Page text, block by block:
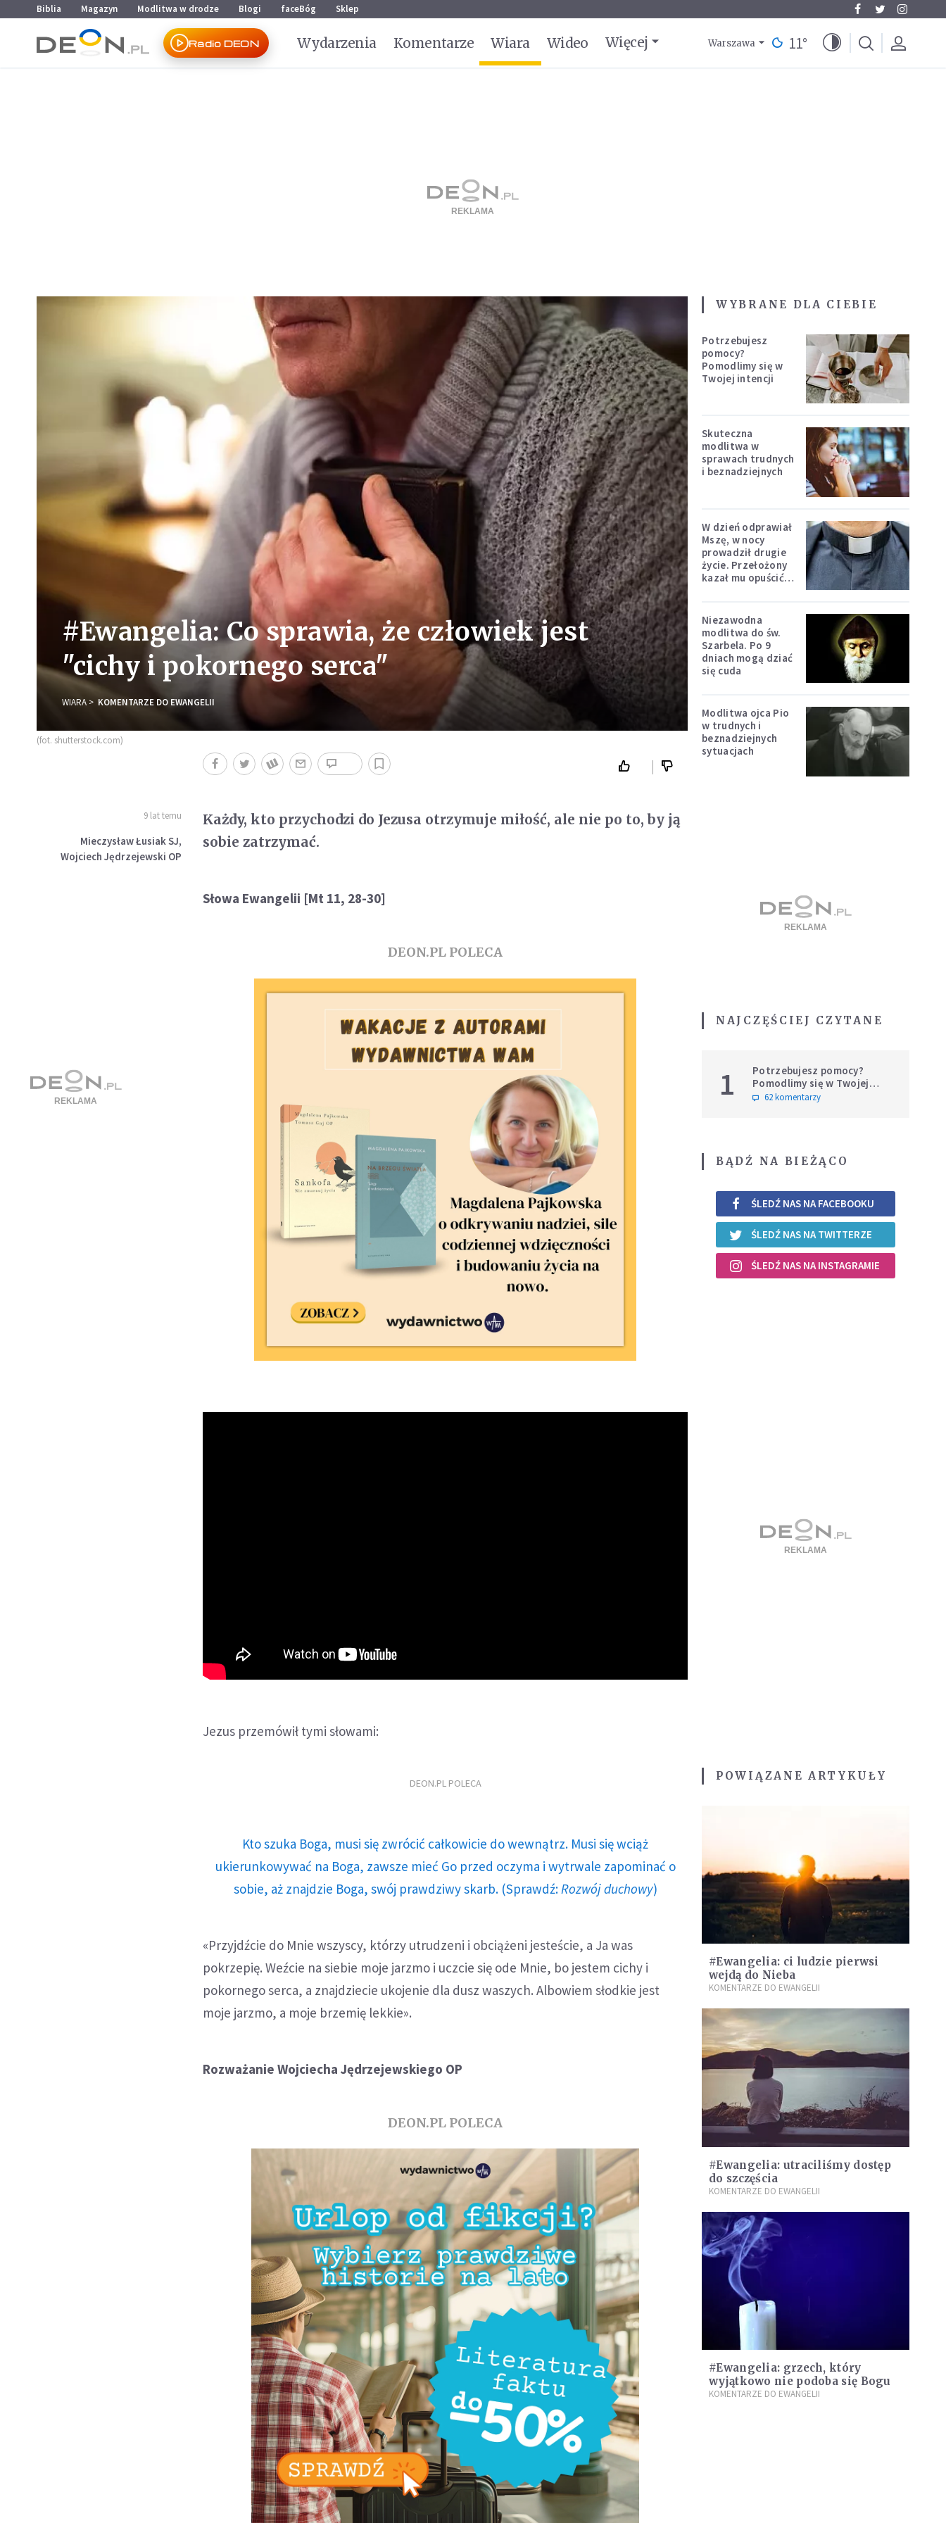
Przejdź do menu głównego
Przejdź do treści
Biblia Magazyn Modlitwa w drodze Blogi faceBóg Sklep
Radio DEON Wydarzenia Komentarze Wiara Wideo Więcej Warszawa 11°
#Ewangelia: Co sprawia, że człowiek jest
"cichy i pokornego serca"
WIARA KOMENTARZE DO EWANGELII
(fot. shutterstock.com)
9 lat temu
Mieczysław Łusiak SJ,
Wojciech Jędrzejewski OP
Każdy, kto przychodzi do Jezusa otrzymuje miłość, ale nie po to, by ją
sobie zatrzymać.
Słowa Ewangelii [Mt 11, 28-30]
DEON.PL POLECA
Jezus przemówił tymi słowami:
DEON.PL POLECA
Kto szuka Boga, musi się zwrócić całkowicie do wewnątrz. Musi się wciąż
ukierunkowywać na Boga, zawsze mieć Go przed oczyma i wytrwale zapominać o
sobie, aż znajdzie Boga, swój prawdziwy skarb. (Sprawdź: Rozwój duchowy)
«Przyjdźcie do Mnie wszyscy, którzy utrudzeni i obciążeni jesteście, a Ja was
pokrzepię. Weźcie na siebie moje jarzmo i uczcie się ode Mnie, bo jestem cichy i
pokornego serca, a znajdziecie ukojenie dla dusz waszych. Albowiem słodkie jest
moje jarzmo, a moje brzemię lekkie».
Rozważanie Wojciecha Jędrzejewskiego OP
DEON.PL POLECA
WYBRANE DLA CIEBIE
Potrzebujesz
pomocy?
Pomodlimy się w
Twojej intencji
Skuteczna
modlitwa w
sprawach trudnych
i beznadziejnych
W dzień odprawiał
Mszę, w nocy
prowadził drugie
życie. Przełożony
kazał mu opuścić
Niezawodna
modlitwa do św.
Szarbela. Po 9
dniach mogą dziać
się cuda
Modlitwa ojca Pio
w trudnych i
beznadziejnych
sytuacjach
NAJCZĘŚCIEJ CZYTANE
1
Potrzebujesz pomocy?
Pomodlimy się w Twojej
intencji
62 komentarzy
BĄDŹ NA BIEŻĄCO
ŚLEDŹ NAS NA FACEBOOKU
ŚLEDŹ NAS NA TWITTERZE
ŚLEDŹ NAS NA INSTAGRAMIE
POWIĄZANE ARTYKUŁY
#Ewangelia: ci ludzie pierwsi
wejdą do Nieba
KOMENTARZE DO EWANGELII
#Ewangelia: utraciliśmy dostęp
do szczęścia
KOMENTARZE DO EWANGELII
#Ewangelia: grzech, który
wyjątkowo nie podoba się Bogu
KOMENTARZE DO EWANGELII